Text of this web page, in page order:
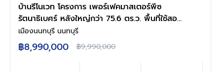
บ้านรีโนเวท โครงการ เพอร์เฟคมาสเตอร์พีซ
รัตนาธิเบศร์ หลังใหญ่กว่า 75.6 ตร.ว. พื้นที่ใช้สอย
259.86 ตร.ม. ฟังก์ชัน 4 ห้องนอน 3 ห้องน้ำ จอด
รถได้ 3 คัน บนทำเลเชื่อมต่อทุกการเดินทาง ใกล้
รถไฟฟ้าสายสีม่วง "สถานีไทรม้า" และจุดขึ้น
ทางด่วน "งามวงศ์วาน"
เมืองนนทบุรี นนทบุรี
฿8,990,000 ฿9,990,000